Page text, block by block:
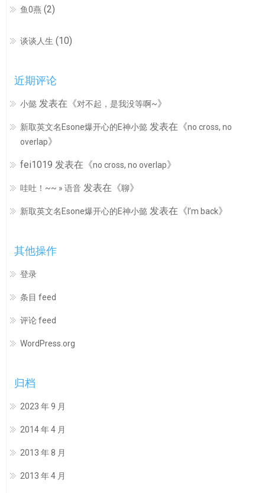
鱼0燕 (2)
谈谈人生 (10)
近期评论
小懿 发表在《对不起，是我没等啊~》
新取英文名Esone爆开心的E神小懿 发表在《no cross, no
overlap》
fei1019 发表在《no cross, no overlap》
哇吐！~~ » 语音 发表在《聊》
新取英文名Esone爆开心的E神小懿 发表在《I’m back》
其他操作
登录
条目 feed
评论 feed
WordPress.org
归档
2023 年 9 月
2014 年 4 月
2013 年 8 月
2013 年 4 月